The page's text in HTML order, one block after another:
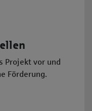
Projekt vor und
Förderung.